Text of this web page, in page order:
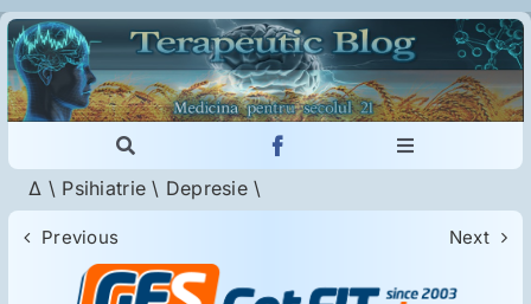
Skip
to
content
Toggle
Navigation
Cautare...
Toggle
Imunologie
Dermatologie
Δ \ Psihiatrie \ Depresie \
Previous Next